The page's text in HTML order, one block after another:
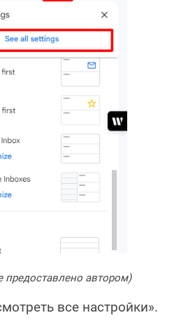
предоставлено автором)
все настройки».